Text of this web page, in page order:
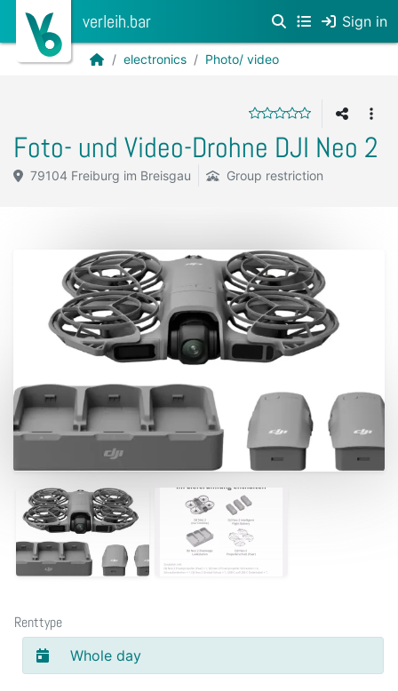
verleih.bar Sign in
electronics Photo/ video
Foto- und Video-Drohne DJI Neo 2
79104 Freiburg im Breisgau Group restriction
Renttype
Whole day